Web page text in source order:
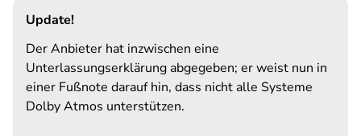
Update!
Der Anbieter hat inzwischen eine
Unterlassungserklärung abgegeben; er weist nun in
einer Fußnote darauf hin, dass nicht alle Systeme
Dolby Atmos unterstützen.